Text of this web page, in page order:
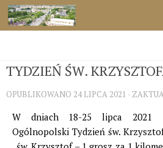
Przejdź do treści
TYDZIEŃ ŚW.
OPUBLIKOWANO 24 LIPCA 2021 ·
W dniach 18-25 lipca 2021
Ogólnopolski Tydzień św.